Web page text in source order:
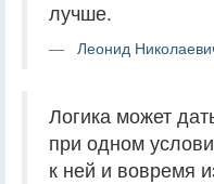
лучше.
Леонид
Логика может
при одном
к ней и вовремя